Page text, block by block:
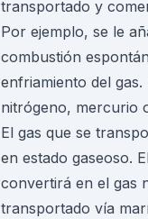
transportado y
Por ejemplo, se le
combustión
enfriamiento del
nitrógeno, mercurio
El gas que se
en estado gaseoso.
convertirá en el gas
transportado vía